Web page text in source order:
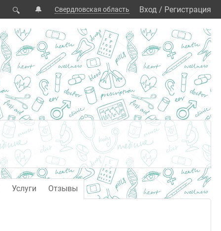
🔍 🔔 Свердловская область Вход / Регистрация
Услуги Отзывы